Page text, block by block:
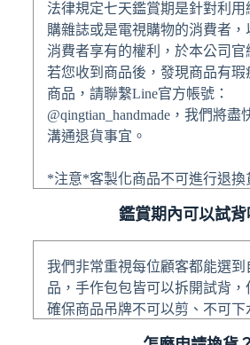
法律規定七天鑑賞期是針對利用
購雜誌或是電視購物的消費者，
消費者享有的權利，於本公司官
若您收到商品後，發現商品有
商品，請聯繫Line官方帳號：
@qingtian_handmade，我們將
溝通退貨事宜。
*注意*客製化商品不可進行退換
鑑賞期內可以試背
我們非常重視每位顧客都能選到
品，手作包包皆可以拆開試背，
確保商品吊牌不可以剪、不可下